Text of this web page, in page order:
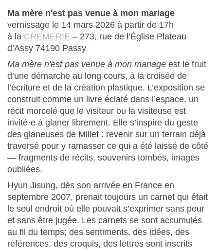
Ma mère n'est pas venue à mon mariage
vernissage le 14 mars 2026 à partir de 17h
à la CREMERIE – 273, rue de l’Église Plateau
d’Assy 74190 Passy
Ma mère n'est pas venue à mon mariage est le fruit
d’une démarche au long cours, à la croisée de
l’écriture et de la création plastique. L’exposition se
construit comme un livre éclaté dans l’espace, un
récit morcelé que le visiteur ou la visiteuse est
invité·e à glaner librement. Elle s’inspire du geste
des glaneuses de Millet : revenir sur un terrain déjà
traversé pour y ramasser ce qui a été laissé de côté
— fragments de récits, souvenirs tombés, images
oubliées.
Hyun Jisung, dès son arrivée en France en
septembre 2007, prenait toujours un carnet qui était
le seul endroit où elle pouvait s’exprimer sans peur
et sans être jugée. Les carnets se sont accumulés
au fil du temps; des sentiments, des idées, des
références, des croquis, des lettres sont inscrits